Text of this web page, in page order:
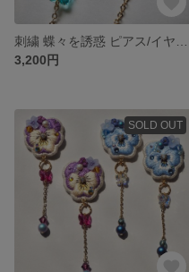
3,200円
SOLD OUT